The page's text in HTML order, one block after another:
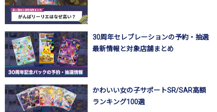
30周年セレブレーションの予約・抽選
最新情報と対象店舗まとめ
かわいい女の子サポートSR/SAR高額
ランキング100選